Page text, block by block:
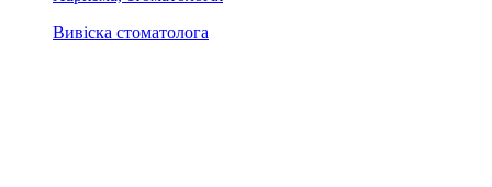
Вивіска стоматолога